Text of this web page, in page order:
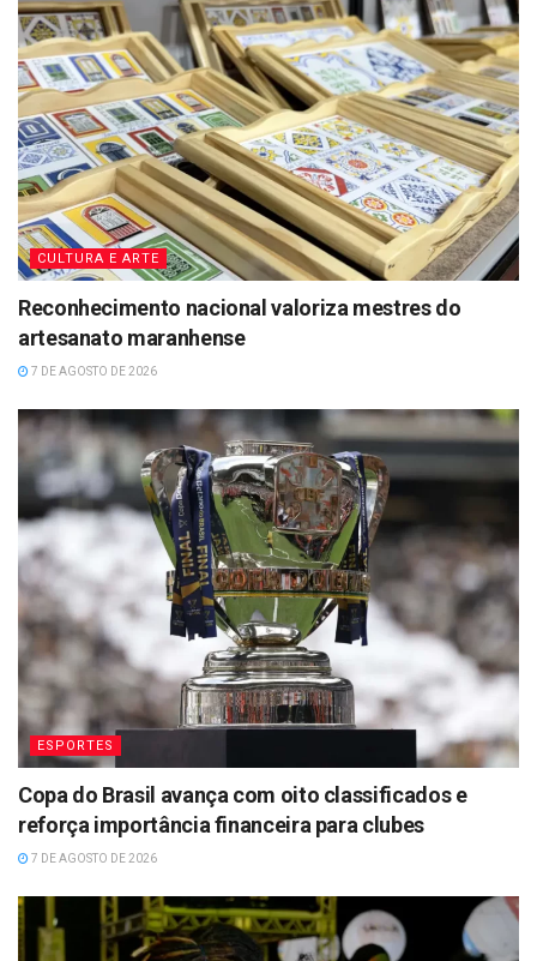
CULTURA E ARTE
Reconhecimento nacional valoriza mestres do
artesanato maranhense
7 DE AGOSTO DE 2026
ESPORTES
Copa do Brasil avança com oito classificados e
reforça importância financeira para clubes
7 DE AGOSTO DE 2026